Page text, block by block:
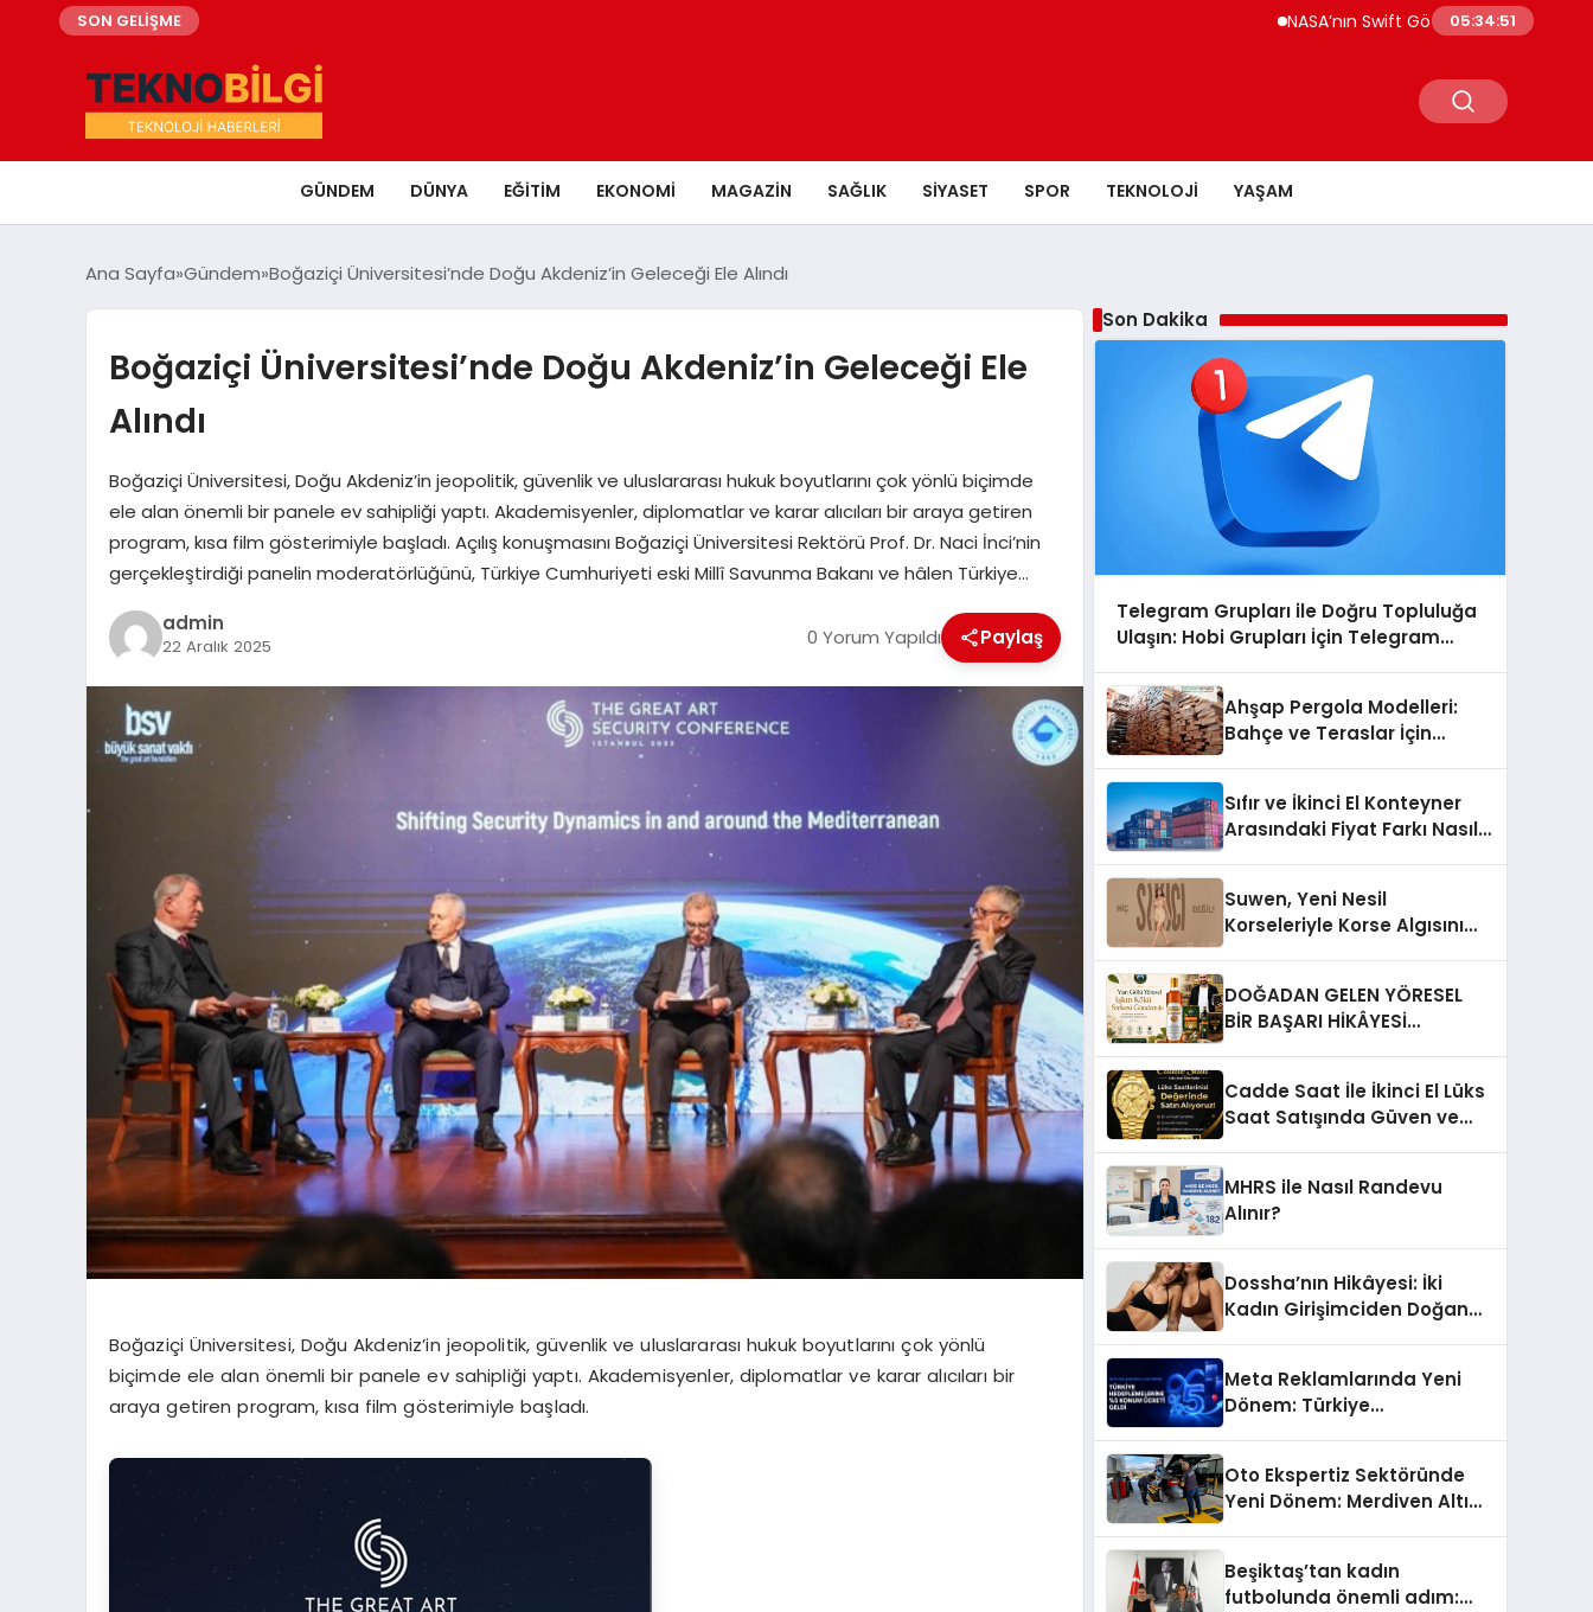
SON GELİŞME NASA’nın Swift Gözlemevi’ni Kurtaracak Link
05:34:53
GÜNDEM DÜNYA EĞITIM EKONOMI MAGAZIN SAĞLIK SIYASET SPOR TEKNOLOJI YAŞAM
Ana Sayfa Gündem Boğaziçi Üniversitesi’nde Doğu Akdeniz’in Geleceği Ele Alındı
Boğaziçi Üniversitesi’nde Doğu Akdeniz’in Geleceği Ele
Alındı
Boğaziçi Üniversitesi, Doğu Akdeniz’in jeopolitik, güvenlik ve uluslararası hukuk boyutlarını çok yönlü biçimde
ele alan önemli bir panele ev sahipliği yaptı. Akademisyenler, diplomatlar ve karar alıcıları bir araya getiren
program, kısa film gösterimiyle başladı. Açılış konuşmasını Boğaziçi Üniversitesi Rektörü Prof. Dr. Naci İnci’nin
gerçekleştirdiği panelin moderatörlüğünü, Türkiye Cumhuriyeti eski Millî Savunma Bakanı ve hâlen Türkiye…
admin
22 Aralık 2025 0 Yorum Yapıldı Paylaş
Boğaziçi Üniversitesi, Doğu Akdeniz’in jeopolitik, güvenlik ve uluslararası hukuk boyutlarını çok yönlü
biçimde ele alan önemli bir panele ev sahipliği yaptı. Akademisyenler, diplomatlar ve karar alıcıları bir
araya getiren program, kısa film gösterimiyle başladı.
Son Dakika
Telegram Grupları ile Doğru Topluluğa
Ulaşın: Hobi Grupları İçin Telegram
Ahşap Pergola Modelleri:
Bahçe ve Teraslar İçin
Sıfır ve İkinci El Konteyner
Arasındaki Fiyat Farkı Nasıl
Suwen, Yeni Nesil
Korseleriyle Korse Algısını
DOĞADAN GELEN YÖRESEL
BİR BAŞARI HİKÂYESİ
Yöresel Işkın Kökü Sirkesi
Cadde Saat İle İkinci El Lüks
Saat Satışında Güven ve
MHRS ile Nasıl Randevu
Alınır?
Dossha’nın Hikâyesi: İki
Kadın Girişimciden Doğan
Meta Reklamlarında Yeni
Dönem: Türkiye
Oto Ekspertiz Sektöründe
Yeni Dönem: Merdiven Altı
Beşiktaş’tan kadın
futbolunda önemli adım: